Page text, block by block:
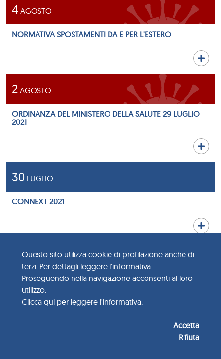
Questo sito utilizza cookie di profilazione anche di
terzi. Per dettagli leggere l'informativa.
Proseguendo nella navigazione acconsenti al loro
utilizzo.
Clicca qui per leggere l'informativa.
Accetta
Rifiuta
4 AGOSTO
NORMATIVA SPOSTAMENTI DA E PER L'ESTERO
2 AGOSTO
ORDINANZA DEL MINISTERO DELLA SALUTE 29 LUGLIO
2021
30 LUGLIO
CONNEXT 2021
30 LUGLIO
D.L. N.105/2021 – NOTA DI CONFINDUSTRIA